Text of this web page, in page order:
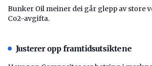
Bunker Oil meiner dei går glepp av store
Co2-avgifta.
Justerer opp framtidsutsiktene